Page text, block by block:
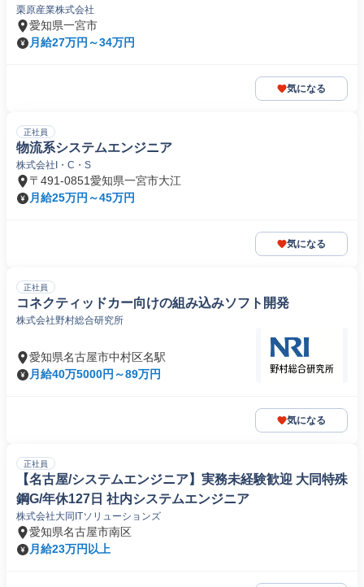
栗原産業株式会社
愛知県一宮市
月給27万円～34万円
気になる
正社員
物流系システムエンジニア
株式会社I・C・S
〒491-0851愛知県一宮市大江
月給25万円～45万円
気になる
正社員
コネクティッドカー向けの組み込みソフト開発
株式会社野村総合研究所
愛知県名古屋市中村区名駅
月給40万5000円～89万円
気になる
正社員
【名古屋/システムエンジニア】実務未経験歓迎 大同特殊
鋼G/年休127日 社内システムエンジニア
株式会社大同ITソリューションズ
愛知県名古屋市南区
月給23万円以上